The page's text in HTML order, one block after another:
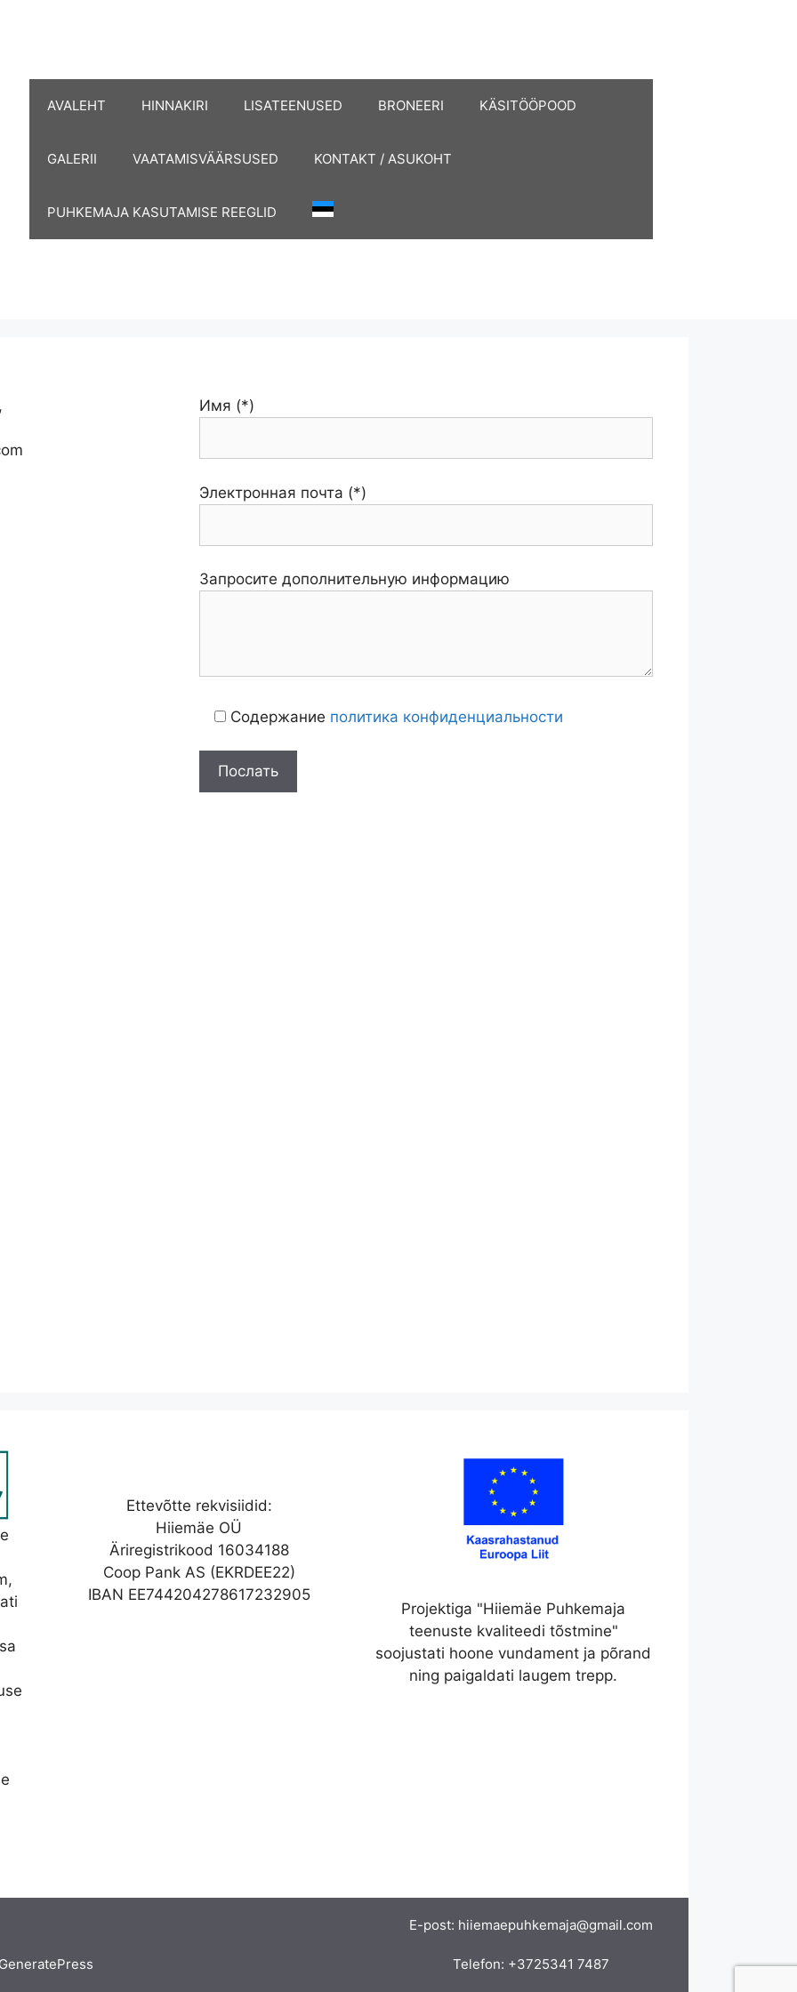
AVALEHT HINNAKIRI LISATEENUSED BRONEERI KÄSITÖÖPOOD
GALERII VAATAMISVÄÄRSUSED KONTAKT / ASUKOHT
PUHKEMAJA KASUTAMISE REEGLID
Имя (*)
Электронная почта (*)
Запросите дополнительную информацию
Содержание политика конфиденциальности
Ettevõtte rekvisiidid:
Hiiemäe OÜ
Äriregistrikood 16034188
Coop Pank AS (EKRDEE22)
IBAN EE744204278617232905
Projektiga "Hiiemäe Puhkemaja
teenuste kvaliteedi tõstmine"
soojustati hoone vundament ja põrand
ning paigaldati laugem trepp.
E-post: hiiemaepuhkemaja@gmail.com
Telefon: +3725341 7487
GeneratePress